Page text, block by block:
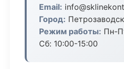
Email:
Город: Петрозаводск
Режим работы: Пн-
Сб: 10:00-15:00